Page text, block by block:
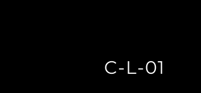
C-L-01